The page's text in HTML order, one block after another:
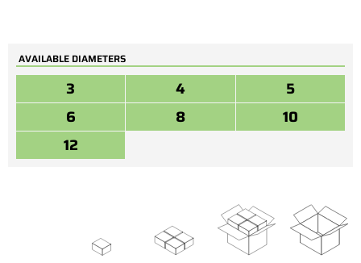
AVAILABLE DIAMETERS
3 4
5
6
8
10
12